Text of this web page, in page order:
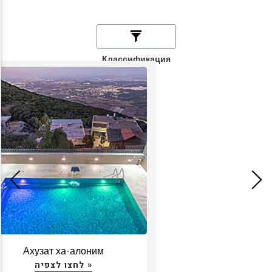
Классификация
Ахузат ха-алоним
לחצו לצפיה »